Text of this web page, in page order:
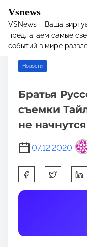
Vsnews
VSNews – Ваша
предлагаем самые
событий в мире
Home/Новости /
Тайлер Рейк 2 от
Новости
Братья
съемки
не
07.12.2020
h
a
t